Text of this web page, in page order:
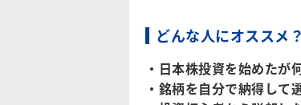
どんな人にオススメ？
・日本株投資を始めたが
・銘柄を自分で納得して